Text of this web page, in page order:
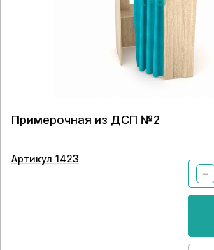
Примерочная из ДСП №2
Артикул 1423
−